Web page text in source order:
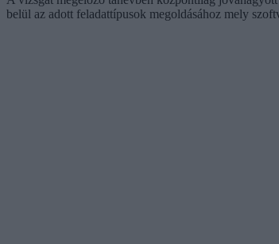
belül az adott feladattípusok megoldásához mely